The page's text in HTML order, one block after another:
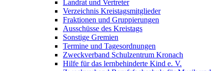
Landrat und Vertreter
Verzeichnis Kreistagsmitglieder
Fraktionen und Gruppierungen
Ausschüsse des Kreistags
Sonstige Gremien
Termine und Tagesordnungen
Zweckverband Schulzentrum Kronach
Hilfe für das lernbehinderte Kind e. V.